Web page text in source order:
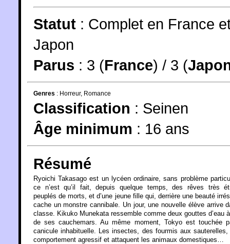
Statut : Complet en France
Japon
Parus : 3 (France) / 3 (
Genres : Horreur, Romance
Classification : Seinen
Âge minimum : 16 ans
Résumé
Ryoichi Takasago est un lycéen ordinaire, sans problème
ce n’est qu’il fait, depuis quelque temps, des rêves très
peuplés de morts, et d’une jeune fille qui, derrière une beauté
cache un monstre cannibale. Un jour, une nouvelle élève arrive
classe. Kikuko Munekata ressemble comme deux gouttes d’eau
de ses cauchemars. Au même moment, Tokyo est touchée
canicule inhabituelle. Les insectes, des fourmis aux sauterelles,
comportement agressif et attaquent les animaux domestiques…